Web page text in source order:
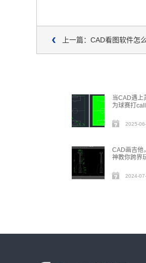
上一篇：CAD看图软件怎
当CAD遇上
为球赛打call
2025-
CAD画吉他
神教你跨界
2024-